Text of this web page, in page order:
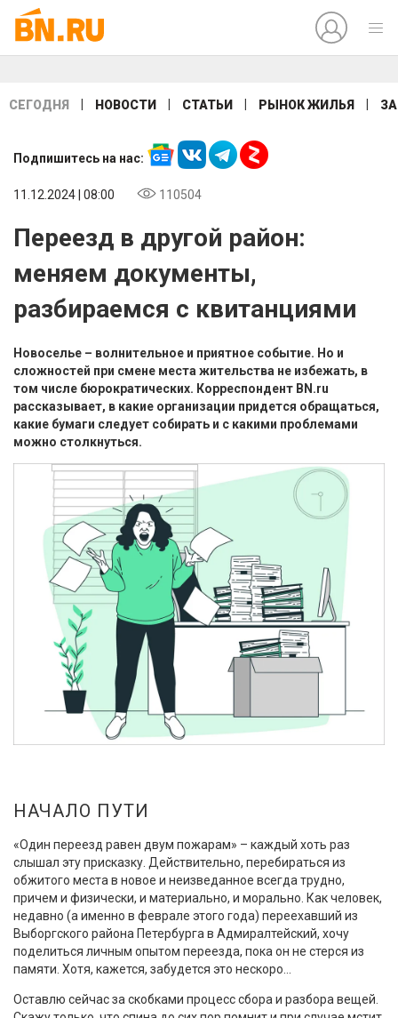
СЕГОДНЯ НОВОСТИ СТАТЬИ РЫНОК ЖИЛЬЯ
Подпишитесь на нас:
11.12.2024 | 08:00 110504
Переезд в другой район:
меняем документы,
разбираемся с квитанциями
Новоселье – волнительное и приятное событие. Но и
сложностей при смене места жительства не избежать, в
том числе бюрократических. Корреспондент BN.ru
рассказывает, в какие организации придется обращаться,
какие бумаги следует собирать и с какими проблемами
можно столкнуться.
НАЧАЛО ПУТИ
«Один переезд равен двум пожарам» – каждый хоть раз
слышал эту присказку. Действительно, перебираться из
обжитого места в новое и неизведанное всегда трудно,
причем и физически, и материально, и морально. Как человек,
недавно (а именно в феврале этого года) переехавший из
Выборгского района Петербурга в Адмиралтейский, хочу
поделиться личным опытом переезда, пока он не стерся из
памяти. Хотя, кажется, забудется это нескоро…
Оставлю сейчас за скобками процесс сбора и разбора вещей.